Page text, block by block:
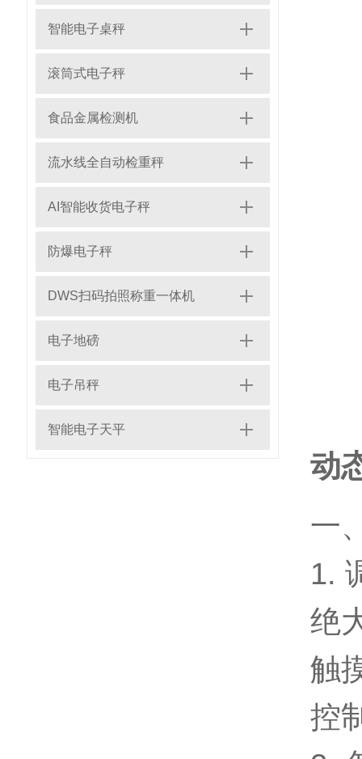
智能电子桌秤
滚筒式电子秤
食品金属检测机
流水线全自动检重秤
AI智能收货电子秤
防爆电子秤
DWS扫码拍照称重一体机
电子地磅
电子吊秤
智能电子天平
动
一
1.
绝
触
控